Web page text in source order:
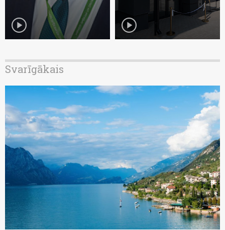
play_circle play_circle
Svarīgākais